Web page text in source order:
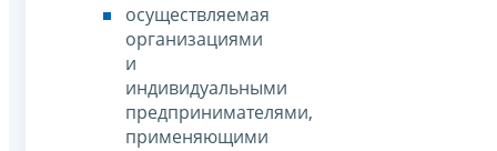
осуществляемая
организациями
и
индивидуальными
предпринимателями,
применяющими